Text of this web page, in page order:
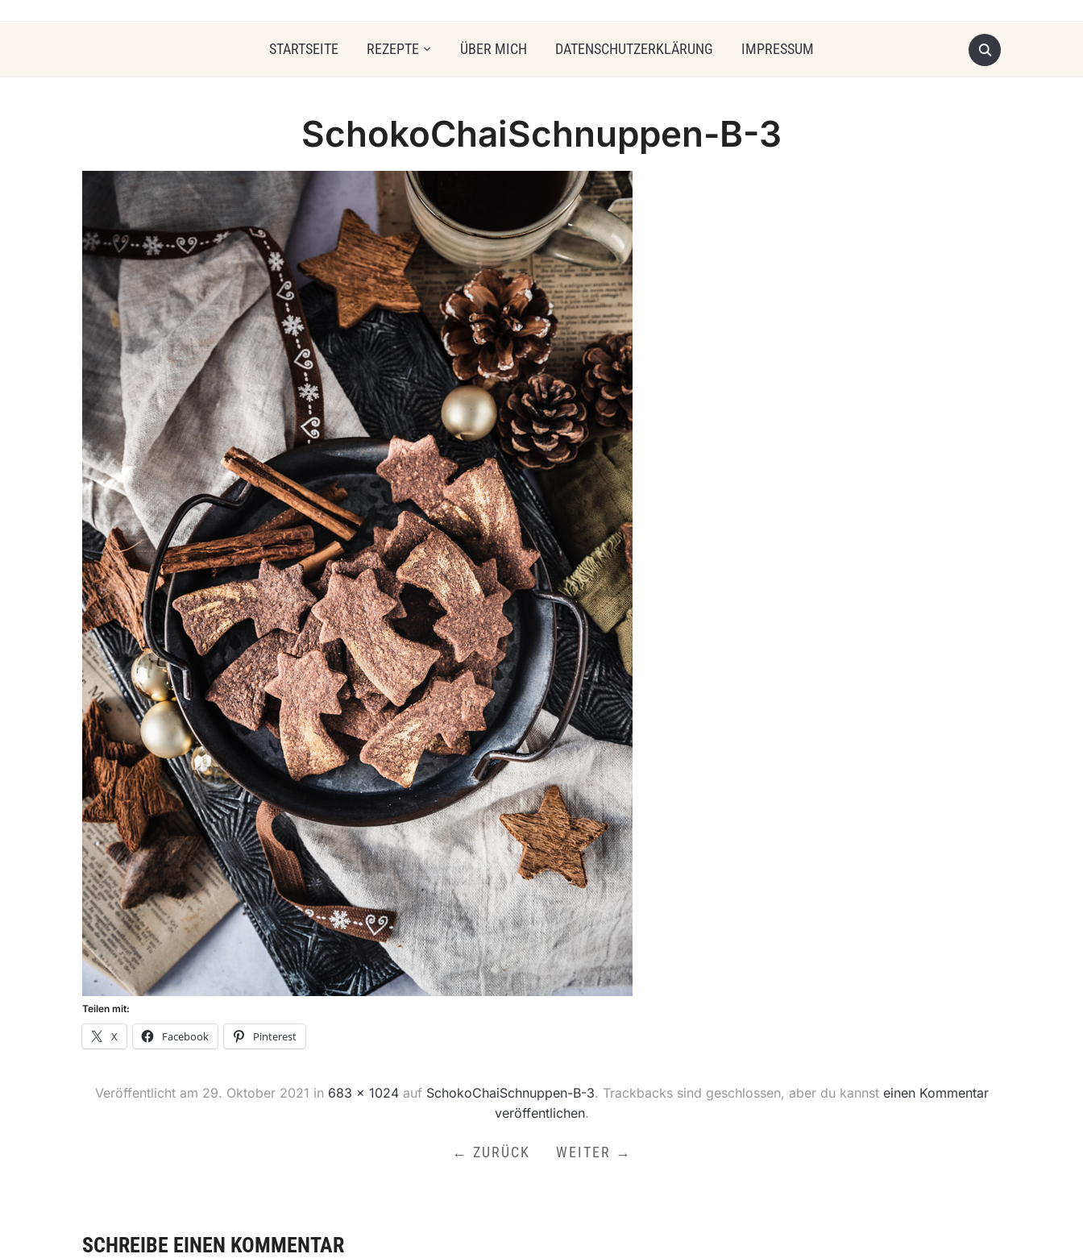
STARTSEITE REZEPTE ÜBER MICH DATENSCHUTZERKLÄRUNG IMPRESSUM
SchokoChaiSchnuppen-B-3
Teilen mit:
X Facebook Pinterest
Veröffentlicht am 29. Oktober 2021 in 683 × 1024auf SchokoChaiSchnuppen-B-3. Trackbacks sind geschlossen, aber du kannst einen Kommentar
veröffentlichen.
← ZURÜCK WEITER →
SCHREIBE EINEN KOMMENTAR